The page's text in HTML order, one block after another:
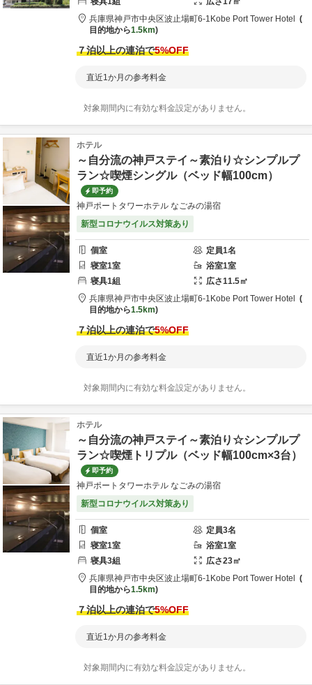
兵庫県神戸市中央区波止場町6-1 Kobe Port Tower Hotel
目的地から1.5km
７泊以上の連泊で5%OFF
直近1か月の参考料金
対象期間内に有効な料金設定がありません。
ホテル
～自分流の神戸ステイ～素泊り☆シンプルプ
ラン☆喫煙シングル（ベッド幅100cm）
即予約
神戸ポートタワーホテル なごみの湯宿
新型コロナウイルス対策あり
個室 定員1名
寝室1室 浴室1室
寝具1組 広さ11.5㎡
兵庫県神戸市中央区波止場町6-1 Kobe Port Tower Hotel
目的地から1.5km
７泊以上の連泊で5%OFF
直近1か月の参考料金
対象期間内に有効な料金設定がありません。
ホテル
～自分流の神戸ステイ～素泊り☆シンプルプ
ラン☆喫煙トリプル（ベッド幅100cm×3台）
即予約
神戸ポートタワーホテル なごみの湯宿
新型コロナウイルス対策あり
個室 定員3名
寝室1室 浴室1室
寝具3組 広さ23㎡
兵庫県神戸市中央区波止場町6-1 Kobe Port Tower Hotel
目的地から1.5km
７泊以上の連泊で5%OFF
直近1か月の参考料金
対象期間内に有効な料金設定がありません。